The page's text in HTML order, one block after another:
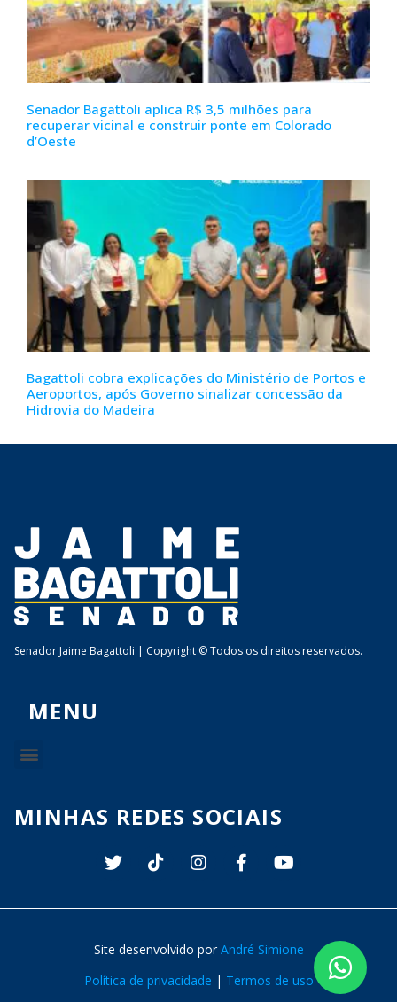
Senador Bagattoli aplica R$ 3,5 milhões para
recuperar vicinal e construir ponte em Colorado
d’Oeste
Bagattoli cobra explicações do Ministério de Portos e
Aeroportos, após Governo sinalizar concessão da
Hidrovia do Madeira
Senador Jaime Bagattoli | Copyright © Todos os direitos reservados.
MENU
MINHAS REDES SOCIAIS
Site desenvolvido porAndré Simione
Política de privacidade | Termos de uso